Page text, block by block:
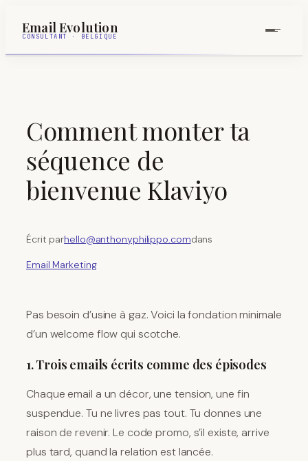
contenu
Email Evolution
CONSULTANT · BELGIQUE
Comment monter ta
séquence de
bienvenue Klaviyo
Écrit parhello@anthonyphilippo.comdans
Email Marketing
Pas besoin d’usine à gaz. Voici la fondation minimale
d’un welcome flow qui scotche.
1. Trois emails écrits comme des épisodes
Chaque email a un décor, une tension, une fin
suspendue. Tu ne livres pas tout. Tu donnes une
raison de revenir. Le code promo, s’il existe, arrive
plus tard, quand la relation est lancée.